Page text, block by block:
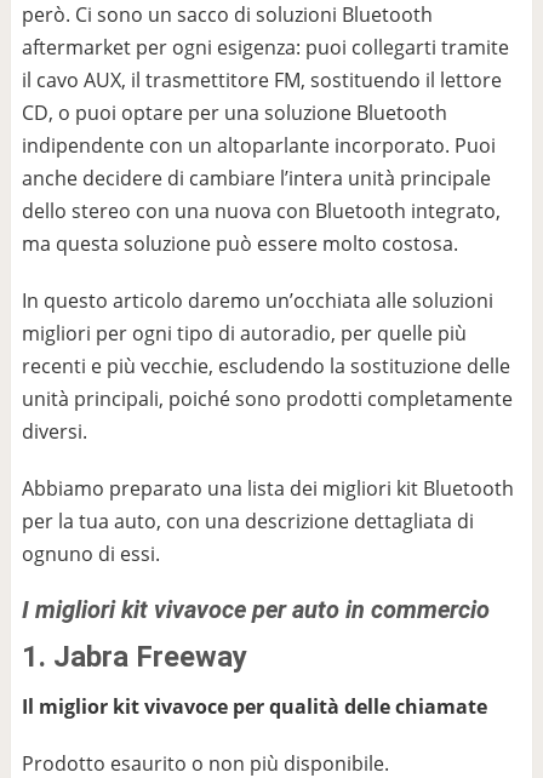
però. Ci sono un sacco di soluzioni Bluetooth
aftermarket per ogni esigenza: puoi collegarti tramite
il cavo AUX, il trasmettitore FM, sostituendo il lettore
CD, o puoi optare per una soluzione Bluetooth
indipendente con un altoparlante incorporato. Puoi
anche decidere di cambiare l’intera unità principale
dello stereo con una nuova con Bluetooth integrato,
ma questa soluzione può essere molto costosa.
In questo articolo daremo un’occhiata alle soluzioni
migliori per ogni tipo di autoradio, per quelle più
recenti e più vecchie, escludendo la sostituzione delle
unità principali, poiché sono prodotti completamente
diversi.
Abbiamo preparato una lista dei migliori kit Bluetooth
per la tua auto, con una descrizione dettagliata di
ognuno di essi.
I migliori kit vivavoce per auto in commercio
1. Jabra Freeway
Il miglior kit vivavoce per qualità delle chiamate
Prodotto esaurito o non più disponibile.